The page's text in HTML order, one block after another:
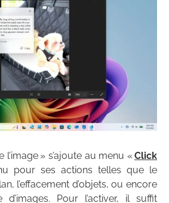
l’image » s’ajoute au menu «Click
pour ses actions telles que le
l’effacement d’objets, ou encore
Pour l’activer, il suffit